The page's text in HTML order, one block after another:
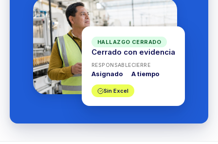
HALLAZGO CERRADO
Cerrado con evidencia
RESPONSABLE
Asignado
CIERRE
A tiempo
Sin Excel